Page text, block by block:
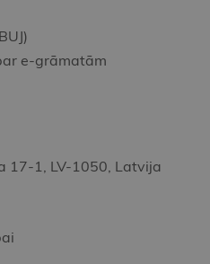
e-grāmatām
17-1, LV-1050, Latvija